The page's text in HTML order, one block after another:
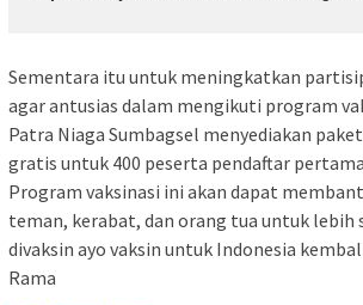
Sementara itu untuk meningkatkan
agar antusias dalam mengikuti program
Patra Niaga Sumbagsel menyediakan
gratis untuk 400 peserta pendaftar
Program vaksinasi ini akan dapat
teman, kerabat, dan orang tua untuk lebih
divaksin ayo vaksin untuk Indonesia
Rama